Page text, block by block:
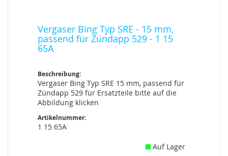
Vergaser Bing Typ SRE - 15 mm,
passend für Zündapp 529 - 1 15
65A
Beschreibung:
Vergaser Bing Typ SRE 15 mm, passend für
Zündapp 529 für Ersatzteile bitte auf die
Abbildung klicken
Artikelnummer:
1 15 65A
Auf Lager